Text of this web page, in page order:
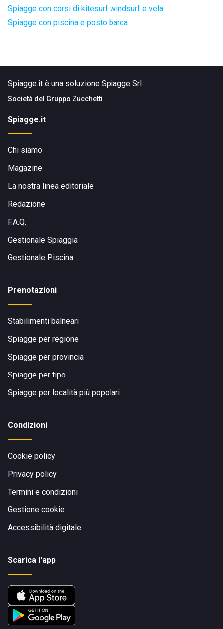
Spiagge con corsi di kitesurf windsurf e vela
Spiagge con piscina e posto barca
Spiagge.it è una soluzione Spiagge Srl
Società del Gruppo Zucchetti
Spiagge.it
Chi siamo
Magazine
La nostra linea editoriale
Redazione
F.A.Q.
Gestionale Spiaggia
Gestionale Piscina
Prenotazioni
Stabilimenti balneari
Spiagge per regione
Spiagge per provincia
Spiagge per tipo
Spiagge per località più popolari
Condizioni
Cookie policy
Privacy policy
Termini e condizioni
Gestione cookie
Accessibilità digitale
Scarica l'app